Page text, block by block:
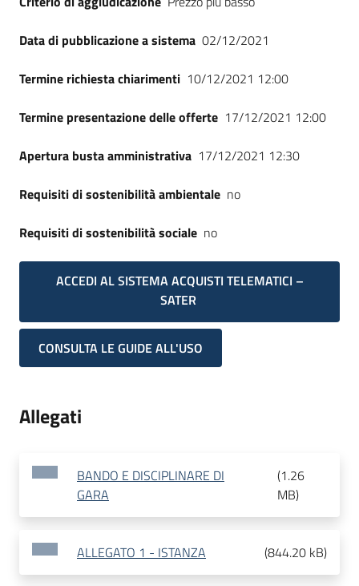
Data di pubblicazione a sistema 02/12/2021
Termine richiesta chiarimenti 10/12/2021 12:00
Termine presentazione delle offerte 17/12/2021 12:00
Apertura busta amministrativa 17/12/2021 12:30
Requisiti di sostenibilità ambientale no
Requisiti di sostenibilità sociale no
ACCEDI AL SISTEMA ACQUISTI TELEMATICI –
SATER
CONSULTA LE GUIDE ALL'USO
Allegati
BANDO E DISCIPLINARE DI
GARA
(1.26
MB)
ALLEGATO 1 - ISTANZA (844.20 kB)